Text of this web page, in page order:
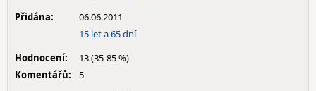
Přidána:
06.06.2011
15 let a 65 dní
Hodnocení:
13 (35-85 %)
Komentářů:
5